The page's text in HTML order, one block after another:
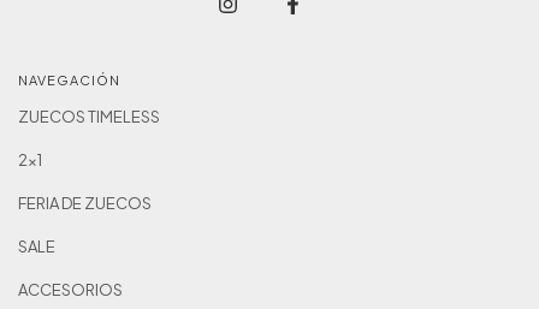
NAVEGACIÓN
ZUECOS TIMELESS
2x1
FERIA DE ZUECOS
SALE
ACCESORIOS